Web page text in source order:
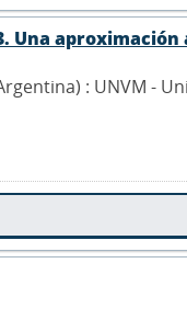
Una aproximación
: UNVM -